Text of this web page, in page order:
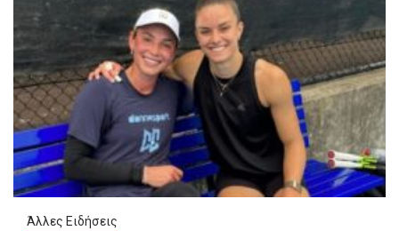
Άλλες Ειδήσεις